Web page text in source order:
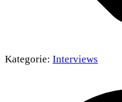
Kategorie: Interviews